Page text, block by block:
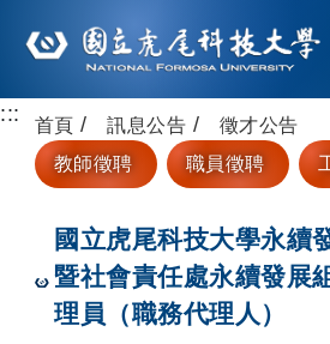
跳到主要
::: 首頁 訊息公告
徵才公告
教師徵聘
職員徵聘
國立虎尾科技大學永續
暨社會責任處永續發展
理員（職務代理人）